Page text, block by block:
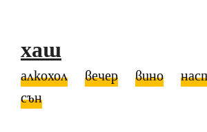
хаш
алкохол вечер вино
сън